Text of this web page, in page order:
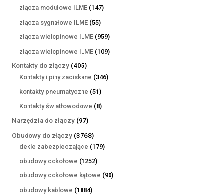
produktów
złącza modułowe ILME 147147
złącza sygnałowe ILME 5555
produktów
złącza wielopinowe ILME 959959
produktów
złącza wielopinowe ILME 109109
Kontakty do złączy 405405
produktów
Kontakty i piny zaciskane 346346
kontakty pneumatyczne 5151
produktów
Kontakty światłowodowe 88
Narzędzia do złączy 9797
produktów
Obudowy do złączy 37683768
produktów
dekle zabezpieczające 179179
obudowy cokołowe 12521252
produkty
obudowy cokołowe kątowe 9090
obudowy kablowe 18841884